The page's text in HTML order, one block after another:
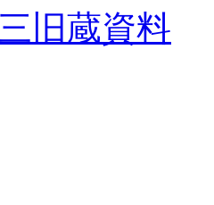
旧蔵資料